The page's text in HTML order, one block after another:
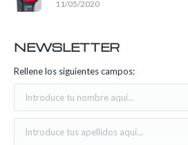
11/05/2020
NEWSLETTER
Rellene los siguientes campos: